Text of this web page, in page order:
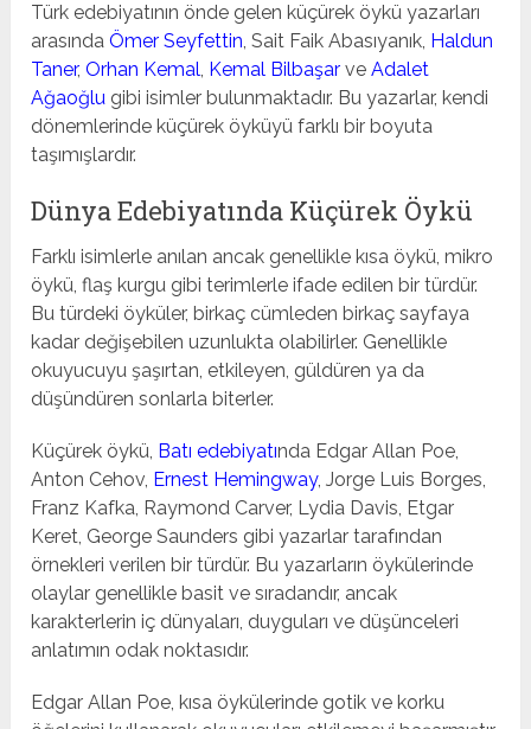
Türk edebiyatının önde gelen küçürek öykü yazarları
arasındaÖmer Seyfettin, Sait Faik Abasıyanık, Haldun
Taner,Orhan Kemal, Kemal Bilbaşar veAdalet
Ağaoğlu gibi isimler bulunmaktadır. Bu yazarlar, kendi
dönemlerinde küçürek öyküyü farklı bir boyuta
taşımışlardır.
Dünya Edebiyatında Küçürek Öykü
Farklı isimlerle anılan ancak genellikle kısa öykü, mikro
öykü, flaş kurgu gibi terimlerle ifade edilen bir türdür.
Bu türdeki öyküler, birkaç cümleden birkaç sayfaya
kadar değişebilen uzunlukta olabilirler. Genellikle
okuyucuyu şaşırtan, etkileyen, güldüren ya da
düşündüren sonlarla biterler.
Küçürek öykü, Batı edebiyatında Edgar Allan Poe,
Anton Cehov, Ernest Hemingway, Jorge Luis Borges,
Franz Kafka, Raymond Carver, Lydia Davis, Etgar
Keret, George Saunders gibi yazarlar tarafından
örnekleri verilen bir türdür. Bu yazarların öykülerinde
olaylar genellikle basit ve sıradandır, ancak
karakterlerin iç dünyaları, duyguları ve düşünceleri
anlatımın odak noktasıdır.
Edgar Allan Poe, kısa öykülerinde gotik ve korku